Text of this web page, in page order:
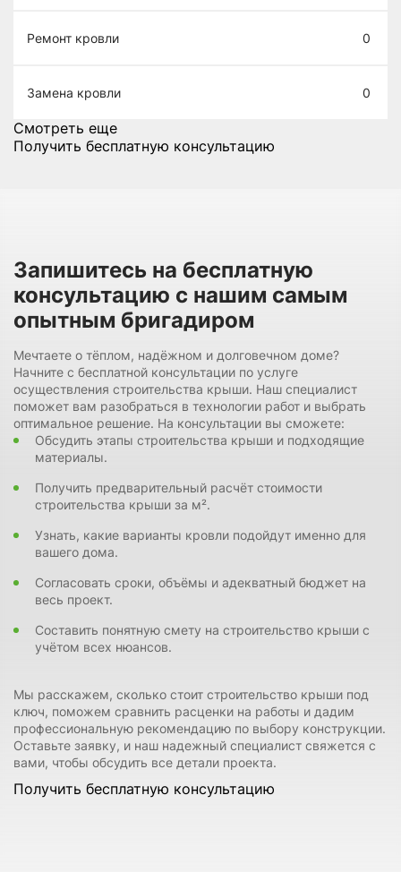
Ремонт кровли 0
Замена кровли 0
Смотреть еще
Получить бесплатную консультацию
Запишитесь на бесплатную
консультацию с нашим самым
опытным бригадиром
Мечтаете о тёплом, надёжном и долговечном доме?
Начните с бесплатной консультации по услуге
осуществления строительства крыши. Наш специалист
поможет вам разобраться в технологии работ и выбрать
оптимальное решение. На консультации вы сможете:
Обсудить этапы строительства крыши и подходящие
материалы.
Получить предварительный расчёт стоимости
строительства крыши за м².
Узнать, какие варианты кровли подойдут именно для
вашего дома.
Согласовать сроки, объёмы и адекватный бюджет на
весь проект.
Составить понятную смету на строительство крыши с
учётом всех нюансов.
Мы расскажем, сколько стоит строительство крыши под
ключ, поможем сравнить расценки на работы и дадим
профессиональную рекомендацию по выбору конструкции.
Оставьте заявку, и наш надежный специалист свяжется с
вами, чтобы обсудить все детали проекта.
Получить бесплатную консультацию